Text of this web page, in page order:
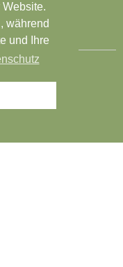
während
und Ihre